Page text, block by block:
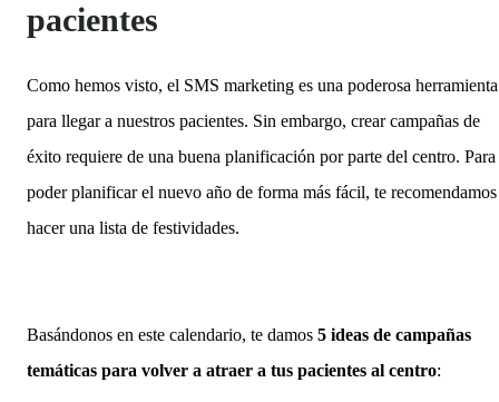
pacientes
Como hemos visto, el SMS marketing es una poderosa herramienta
para llegar a nuestros pacientes. Sin embargo, crear campañas de
éxito requiere de una buena planificación por parte del centro. Para
poder planificar el nuevo año de forma más fácil, te recomendamos
hacer una lista de festividades.
Basándonos en este calendario, te damos 5 ideas de campañas
temáticas para volver a atraer a tus pacientes al centro: